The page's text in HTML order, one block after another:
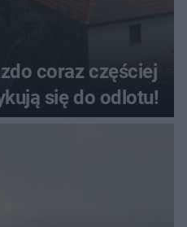
coraz częściej
się do odlotu!